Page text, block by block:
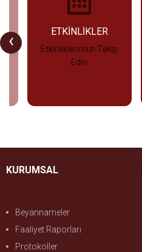
‹ ETKİNLİKLER
Etkinliklerimizi Takip
Edin
KURUMSAL
Beyannameler
Faaliyet Raporları
Protokoller